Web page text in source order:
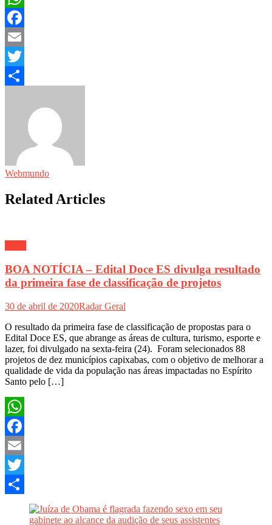
WhatsApp
Facebook
Email
Twitter
Webmundo
Related Articles
BOA NOTÍCIA – Edital Doce ES divulga resultado
da primeira fase de classificação de projetos
30 de abril de 2020Radar Geral
O resultado da primeira fase de classificação de propostas para o
Edital Doce ES, que abrange as áreas de cultura, turismo, esporte e
lazer, foi divulgado na sexta-feira (24). Foram selecionados 88
projetos de dez municípios capixabas, com o objetivo de melhorar a
qualidade de vida da população nas áreas impactadas no Espírito
Santo pelo […]
WhatsApp
Facebook
Email
Twitter